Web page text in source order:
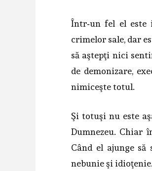
Într‑un fel el este
crimelor sale, dar
să aştepţi nici
de demonizare,
nimiceşte totul.
Şi totuşi nu este
Dumnezeu. Chiar
Când el ajunge să
nebunie şi